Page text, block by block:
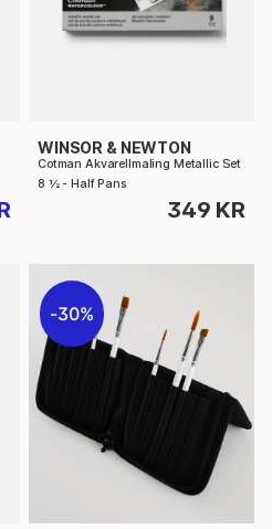
WINSOR & NEWTON
Cotman Akvarellmaling Metallic Set
8 ½ - Half Pans
349 KR
30%